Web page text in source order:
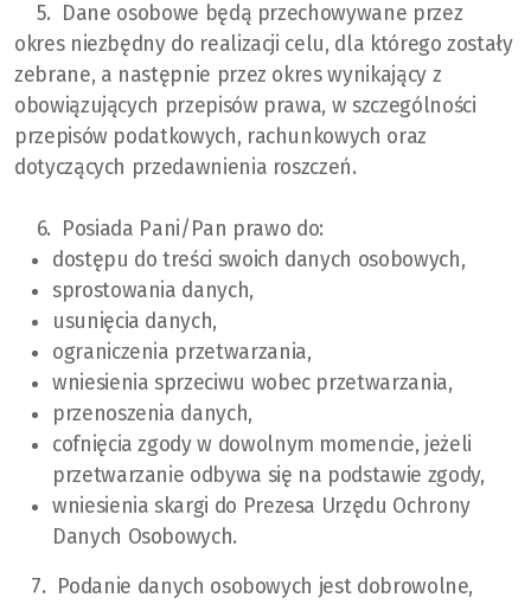
5. Dane osobowe będą przechowywane przez
okres niezbędny do realizacji celu, dla którego zostały
zebrane, a następnie przez okres wynikający z
obowiązujących przepisów prawa, w szczególności
przepisów podatkowych, rachunkowych oraz
dotyczących przedawnienia roszczeń.
6. Posiada Pani/Pan prawo do:
dostępu do treści swoich danych osobowych,
sprostowania danych,
usunięcia danych,
ograniczenia przetwarzania,
wniesienia sprzeciwu wobec przetwarzania,
przenoszenia danych,
cofnięcia zgody w dowolnym momencie, jeżeli
przetwarzanie odbywa się na podstawie zgody,
wniesienia skargi do Prezesa Urzędu Ochrony
Danych Osobowych.
7. Podanie danych osobowych jest dobrowolne,